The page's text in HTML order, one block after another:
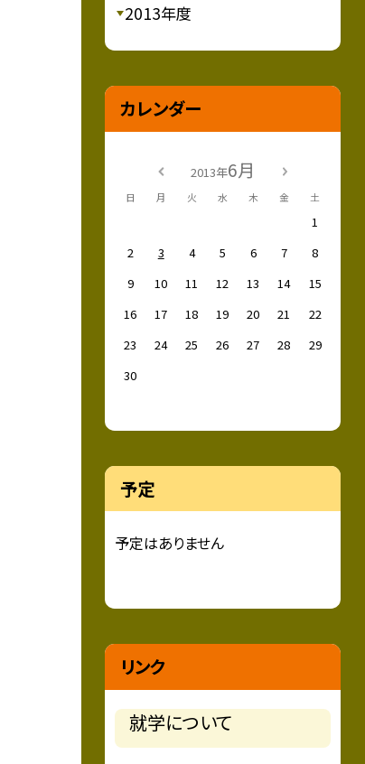
2013年度
カレンダー
2013年6月
日 月 火 水 木 金 土
1
2
3 4 5 6 7
8
9
10 11 12 13 14
15
16
17 18 19 20 21
22
23
24 25 26 27 28
29
30
予定
予定はありません
リンク
就学について